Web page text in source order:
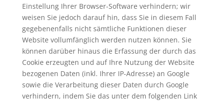
Einstellung Ihrer Browser-Software verhindern; wir
weisen Sie jedoch darauf hin, dass Sie in diesem Fall
gegebenenfalls nicht sämtliche Funktionen dieser
Website vollumfänglich werden nutzen können. Sie
können darüber hinaus die Erfassung der durch das
Cookie erzeugten und auf Ihre Nutzung der Website
bezogenen Daten (inkl. Ihrer IP-Adresse) an Google
sowie die Verarbeitung dieser Daten durch Google
verhindern, indem Sie das unter dem folgenden Link